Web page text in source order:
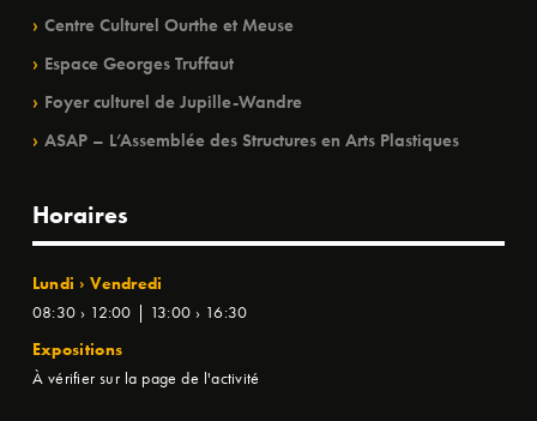
Centre Culturel Ourthe et Meuse
Espace Georges Truffaut
Foyer culturel de Jupille-Wandre
ASAP – L’Assemblée des Structures en Arts Plastiques
Horaires
Lundi › Vendredi
08:30 › 12:00 | 13:00 › 16:30
Expositions
À vérifier sur la page de l'activité